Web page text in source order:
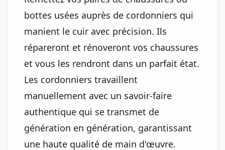
bottes usées auprès de cordonniers qui
manient le cuir avec précision. Ils
répareront et rénoveront vos chaussures
et vous les rendront dans un parfait état.
Les cordonniers travaillent
manuellement avec un savoir-faire
authentique qui se transmet de
génération en génération, garantissant
une haute qualité de main d'œuvre.